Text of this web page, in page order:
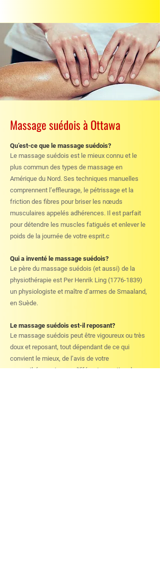
PRENDRE RENDEZ-VOUS
Massage suédois à Ottawa
Qu’est-ce que le massage suédois?
Le massage suédois est le mieux connu et le
plus commun des types de massage en
Amérique du Nord. Ses techniques manuelles
comprennent l’effleurage, le pétrissage et la
friction des fibres pour briser les nœuds
musculaires appelés adhérences. Il est parfait
pour détendre les muscles fatigués et enlever le
poids de la journée de votre esprit.c
Qui a inventé le massage suédois?
Le père du massage suédois (et aussi) de la
physiothérapie est Per Henrik Ling (1776-1839)
un physiologiste et maître d’armes de Smaaland,
en Suède.
Le massage suédois est-il reposant?
Le massage suédois peut être vigoureux ou très
doux et reposant, tout dépendant de ce qui
convient le mieux, de l’avis de votre
massothérapeute, aux différentes parties de